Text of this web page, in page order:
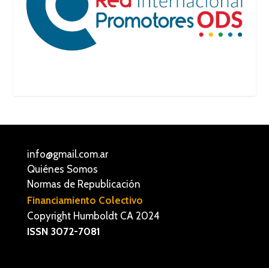
info@gmail.com.ar
Quiénes Somos
Normas de Republicación
Financiamiento Colectivo
Copyright Humboldt CA 2024
ISSN 3072-7081